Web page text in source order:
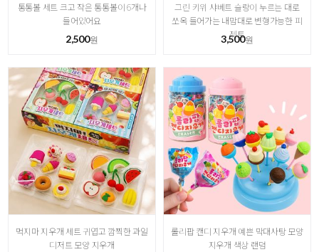
통통볼 세트 크고 작은 통통볼이 6개나
들어있어요
2,500원
그린 키위 샤베트 슬랑이 누르는 대로
쏘옥 들어가는 내맘대로 변형가능한 피
젯토
3,500원
먹지마 지우개 세트 귀엽고 깜찍한 과일
디저트 모양 지우개
롤리팝 캔디 지우개 예쁜 막대사탕 모양
지우개 색상 랜덤